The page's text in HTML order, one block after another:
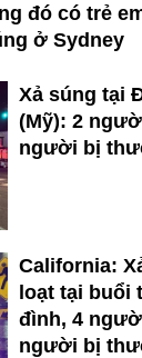
đó có trẻ
ở Sydney
Xả súng tại
(Mỹ): 2
người bị
California:
loạt tại buổi
đình, 4
người bị